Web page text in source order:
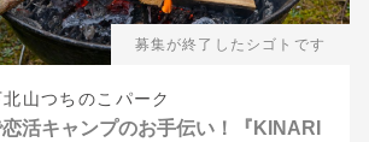
募集が終了したシゴトです
山つちのこパーク
活キャンプのお手伝い！『KINARI